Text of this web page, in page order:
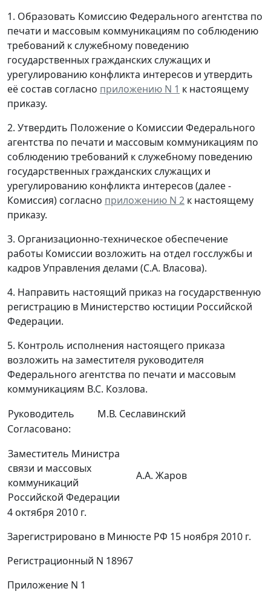
1. Образовать Комиссию Федерального агентства по
печати и массовым коммуникациям по соблюдению
требований к служебному поведению
государственных гражданских служащих и
урегулированию конфликта интересов и утвердить
её состав согласно приложению N 1 к настоящему
приказу.
2. Утвердить Положение о Комиссии Федерального
агентства по печати и массовым коммуникациям по
соблюдению требований к служебному поведению
государственных гражданских служащих и
урегулированию конфликта интересов (далее -
Комиссия) согласно приложению N 2 к настоящему
приказу.
3. Организационно-техническое обеспечение
работы Комиссии возложить на отдел госслужбы и
кадров Управления делами (С.А. Власова).
4. Направить настоящий приказ на государственную
регистрацию в Министерство юстиции Российской
Федерации.
5. Контроль исполнения настоящего приказа
возложить на заместителя руководителя
Федерального агентства по печати и массовым
коммуникациям B.C. Козлова.
Руководитель
М.В. Сеславинский
Согласовано:
Заместитель Министра
связи и массовых
коммуникаций
Российской Федерации
А.А. Жаров
4 октября 2010 г.
Зарегистрировано в Минюсте РФ 15 ноября 2010 г.
Регистрационный N 18967
Приложение N 1